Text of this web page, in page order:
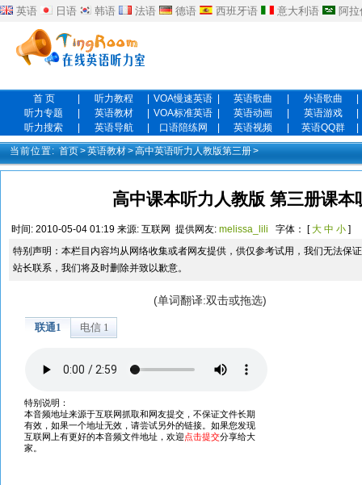
英语 日语 韩语 法语 德语 西班牙语 意大利语 阿
首 页 听力教程 VOA慢速英语 英语歌曲 外语歌曲
听力专题
英语教材 VOA标准英语 英语动画 英语游戏
听力搜索
英语导航 口语陪练网 英语视频 英语QQ群
当前位置: 首页>英语教材>高中英语听力人教版第三册>
高中课本听力人教版 第三册课
时间: 2010-05-04 01:19 来源: 互联网 提供网友: melissa_lili 字体： [大 中 小 ]
特别声明：本栏目内容均从网络收集或者网友提供，供仅参考试用，我们无法保
站长联系，我们将及时删除并致以歉意。
(单词翻译:双击或拖选)